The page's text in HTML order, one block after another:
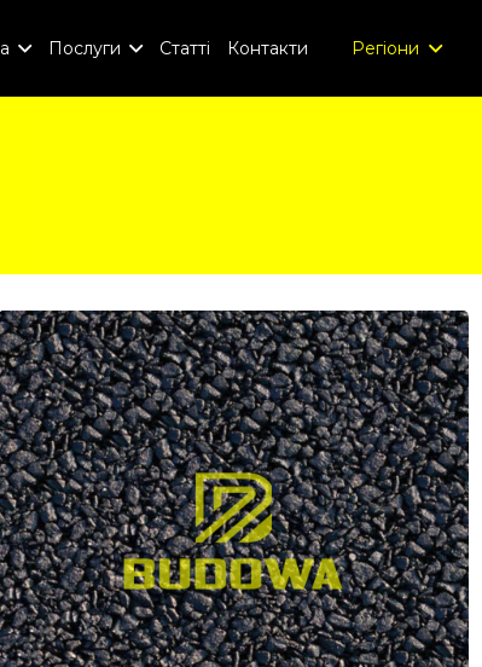
Послуги Статті Контакти Регіони